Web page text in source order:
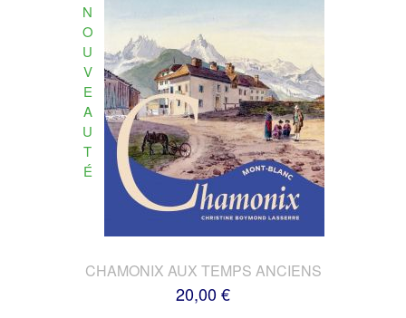
N
O
U
V
E
A
U
T
É
CHAMONIX AUX TEMPS ANCIENS
20,00 €